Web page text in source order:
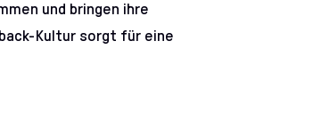
und bringen ihre
Kultur sorgt für eine